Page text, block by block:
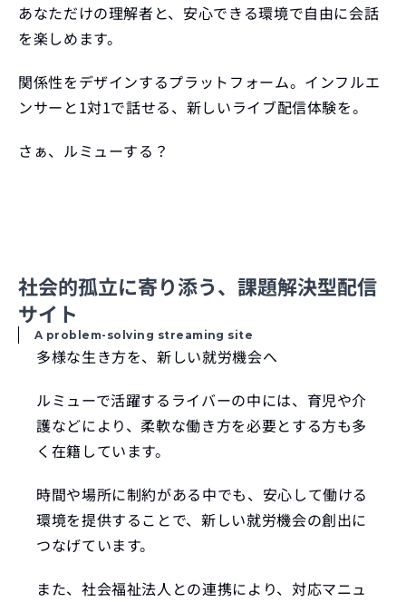
あなただけの理解者と、安心できる環境で自由に会話
を楽しめます。
関係性をデザインするプラットフォーム。インフルエ
ンサーと1対1で話せる、新しいライブ配信体験を。
さぁ、ルミューする？
社会的孤立に寄り添う、課題解決型配信
サイト
A problem-solving streaming site
多様な生き方を、新しい就労機会へ
ルミューで活躍するライバーの中には、育児や介
護などにより、柔軟な働き方を必要とする方も多
く在籍しています。
時間や場所に制約がある中でも、安心して働ける
環境を提供することで、新しい就労機会の創出に
つなげています。
また、社会福祉法人との連携により、対応マニュ